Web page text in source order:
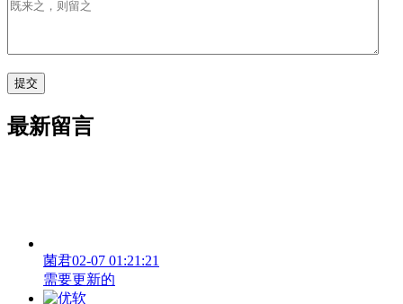
最新留言
菌君02-07 01:21:21
需要更新的